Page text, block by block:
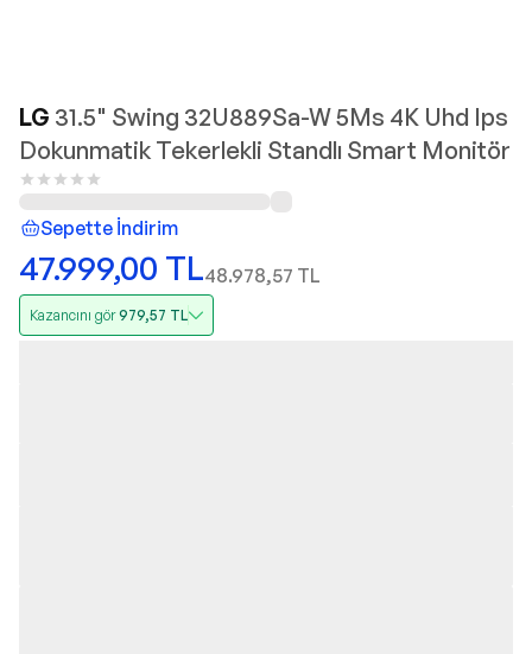
LG 31.5" Swing 32U889Sa-W 5Ms 4K Uhd Ips
Dokunmatik Tekerlekli Standlı Smart Monitör
Sepette İndirim
47.999,00 TL48.978,57 TL
Kazancını gör979,57 TL